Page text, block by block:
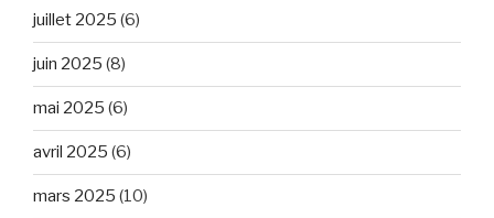
juillet 2025 (6)
juin 2025 (8)
mai 2025 (6)
avril 2025 (6)
mars 2025 (10)